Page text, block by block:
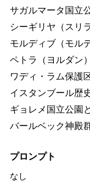
サガルマータ国立
シーギリヤ（スリ
モルディブ（モル
ペトラ（ヨルダン）
ワディ・ラム保護
イスタンブール歴
ギョレメ国立公園
バールベック神殿
プロンプト
なし